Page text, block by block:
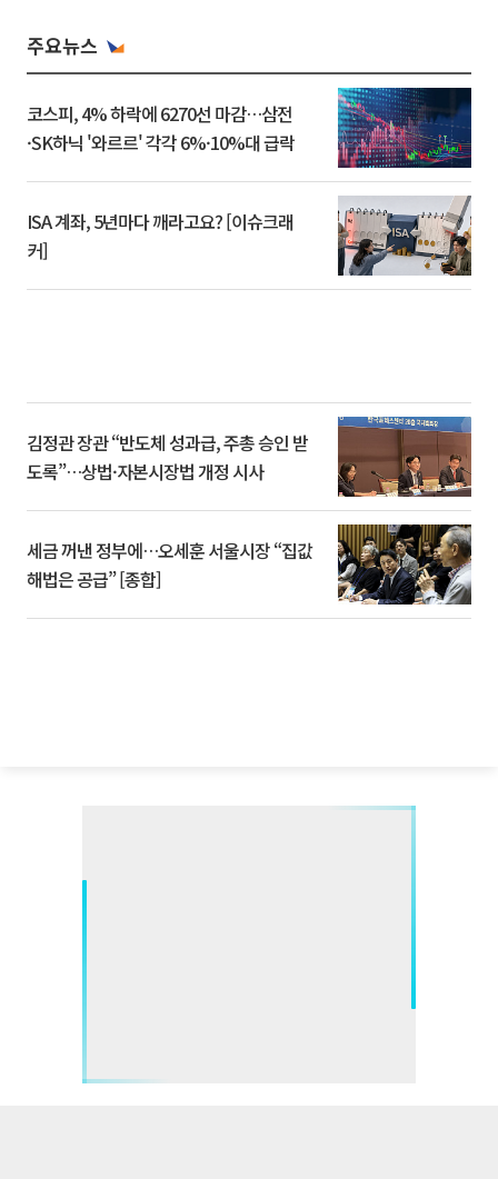
주요뉴스
코스피, 4% 하락에 6270선 마감…삼전
·SK하닉 '와르르' 각각 6%·10%대 급락
ISA 계좌, 5년마다 깨라고요? [이슈크래
커]
김정관 장관 “반도체 성과급, 주총 승인 받
도록”…상법·자본시장법 개정 시사
세금 꺼낸 정부에…오세훈 서울시장 “집값
해법은 공급” [종합]